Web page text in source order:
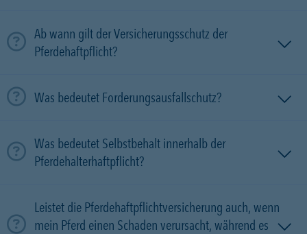
Ab wann gilt der Versicherungsschutz der
Pferdehaftpflicht?
Was bedeutet Forderungsausfallschutz?
Was bedeutet Selbstbehalt innerhalb der
Pferdehalterhaftpflicht?
Leistet die Pferdehaftpflichtversicherung auch, wenn
mein Pferd einen Schaden verursacht, während es